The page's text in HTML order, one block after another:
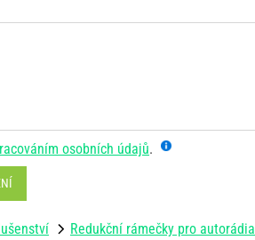
osobních údajů.
Redukční rámečky pro autorádia